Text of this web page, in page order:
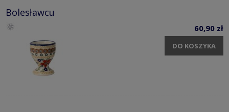
Bolesławcu
60,90 zł
DO KOSZYKA